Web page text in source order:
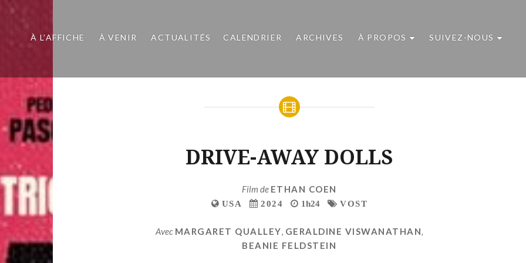
À L’AFFICHE À VENIR ACTUALITÉS CALENDRIER ARCHIVES À PROPOS SUIVEZ-NOUS
DRIVE-AWAY DOLLS
Film de ETHAN COEN
USA 2024 1h24 VOST
Avec MARGARET QUALLEY GERALDINE VISWANATHAN
BEANIE FELDSTEIN